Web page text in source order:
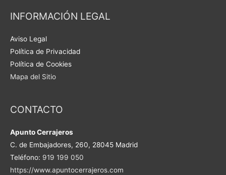
INFORMACIÓN LEGAL
Aviso Legal
Política de Privacidad
Política de Cookies
Mapa del Sitio
CONTACTO
Apunto Cerrajeros
C. de Embajadores, 260, 28045 Madrid
Teléfono: 919 199 050
https://www.apuntocerrajeros.com